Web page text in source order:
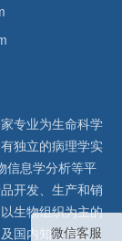
专业为生命科学
独立的病理学实
信息学分析等平
开发、生产和销
生物组织为主的
国内知名高校生
微信客服